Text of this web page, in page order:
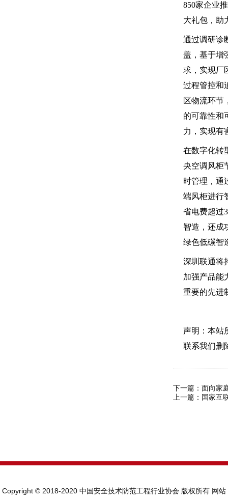
850家企业
大礼包，助
通过调研诊
盖，基于增
求，实现厂
过程管控和
区物流环节
的可靠性和
力，实现有
在数字化转
央空调风柜
时管理，通
端风柜进行
省电费超过
智造，还成
绿色低碳智
深圳联通将
加强产品能
重要的先进
声明：本站
联系我们删
下一篇： 面向家
上一篇： 国家互
Copyright © 2018-2020 中国安全技术防范工程行业协会 版权所有 网站